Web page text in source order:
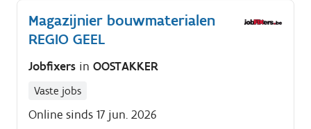
Magazijnier bouwmaterialen
REGIO GEEL
Jobfixers in OOSTAKKER
Vaste jobs
Online sinds 17 jun. 2026